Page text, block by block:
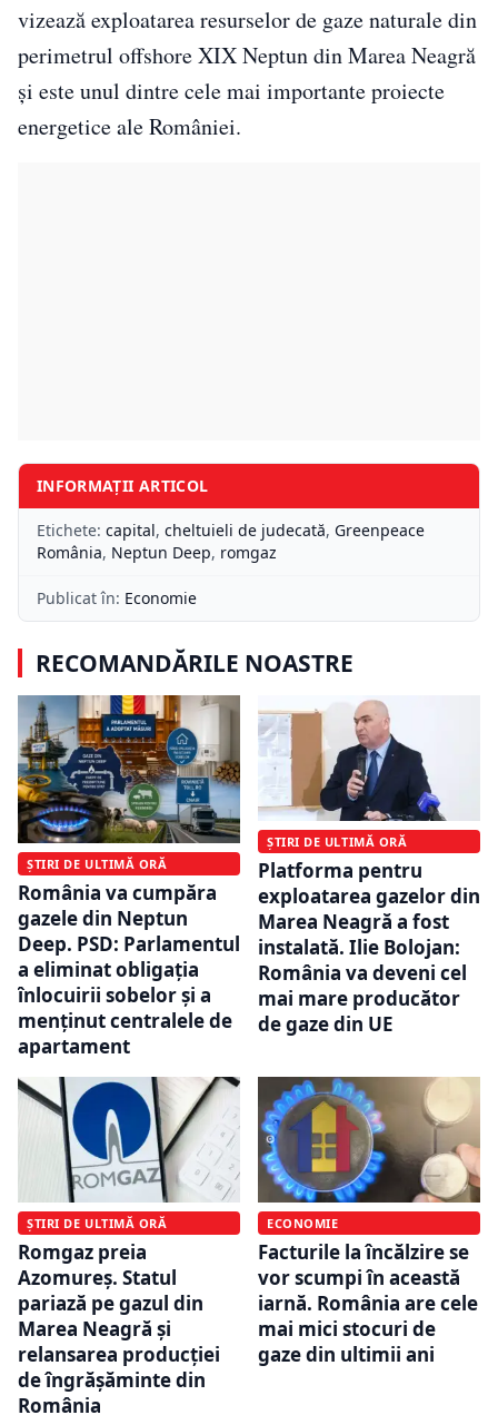
vizează exploatarea resurselor de gaze naturale din
perimetrul offshore XIX Neptun din Marea Neagră
și este unul dintre cele mai importante proiecte
energetice ale României.
INFORMAȚII ARTICOL
Etichete: capital, cheltuieli de judecată, Greenpeace
România, Neptun Deep, romgaz
Publicat în: Economie
RECOMANDĂRILE NOASTRE
ȘTIRI DE ULTIMĂ ORĂ
România va cumpăra
gazele din Neptun
Deep. PSD: Parlamentul
a eliminat obligația
înlocuirii sobelor și a
menținut centralele de
apartament
ȘTIRI DE ULTIMĂ ORĂ
Platforma pentru
exploatarea gazelor din
Marea Neagră a fost
instalată. Ilie Bolojan:
România va deveni cel
mai mare producător
de gaze din UE
ȘTIRI DE ULTIMĂ ORĂ
Romgaz preia
Azomureș. Statul
pariază pe gazul din
Marea Neagră și
relansarea producției
de îngrășăminte din
România
ECONOMIE
Facturile la încălzire se
vor scumpi în această
iarnă. România are cele
mai mici stocuri de
gaze din ultimii ani